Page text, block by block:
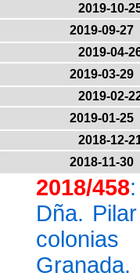
2019-10-
2019-09-27
2019-04-
2019-03-29
2019-02-
2019-01-25
2018-12-
2018-11-30
2018/458
Dña.
Granada.